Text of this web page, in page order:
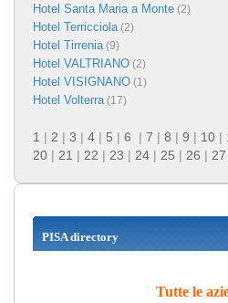
Hotel Santa Maria a Monte (2)
Hotel Terricciola (2)
Hotel Tirrenia (9)
Hotel VALTRIANO (2)
Hotel VISIGNANO (1)
Hotel Volterra (17)
1 | 2 | 3 | 4 | 5 | 6 | 7 | 8 | 9 | 10 |
20 | 21 | 22 | 23 | 24 | 25 | 26 | 27
PISA directory
Tutte le